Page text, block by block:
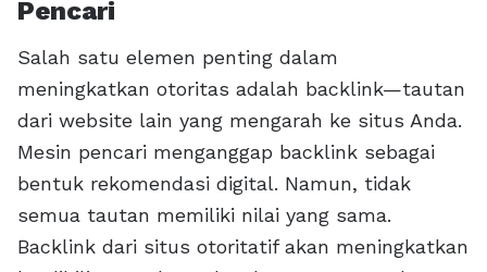
Pencari
Salah satu elemen penting dalam
meningkatkan otoritas adalah backlink—tautan
dari website lain yang mengarah ke situs Anda.
Mesin pencari menganggap backlink sebagai
bentuk rekomendasi digital. Namun, tidak
semua tautan memiliki nilai yang sama.
Backlink dari situs otoritatif akan meningkatkan